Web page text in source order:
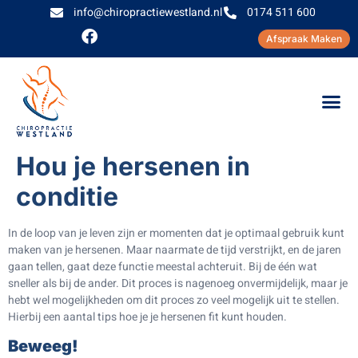
info@chiropractiewestland.nl 0174 511 600
Afspraak Maken
Hou je hersenen in
conditie
In de loop van je leven zijn er momenten dat je optimaal gebruik kunt
maken van je hersenen. Maar naarmate de tijd verstrijkt, en de jaren
gaan tellen, gaat deze functie meestal achteruit. Bij de één wat
sneller als bij de ander. Dit proces is nagenoeg onvermijdelijk, maar je
hebt wel mogelijkheden om dit proces zo veel mogelijk uit te stellen.
Hierbij een aantal tips hoe je je hersenen fit kunt houden.
Beweeg!